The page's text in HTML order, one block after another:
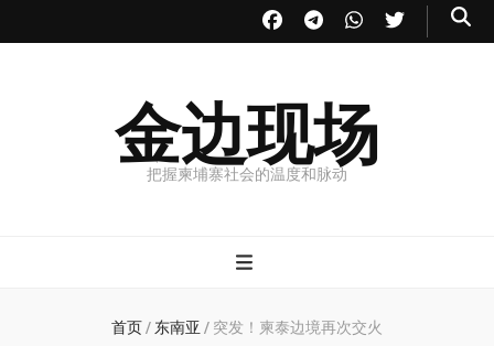
金边现场
把握柬埔寨社会的温度和脉动
首页/ 东南亚 / 突发！柬泰边境再次交火